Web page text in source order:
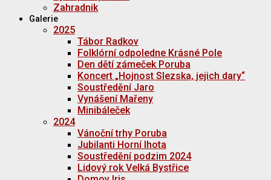
Zahradnik
Galerie
2025
Tábor Radkov
Folklórní odpoledne Krásné Pole
Den dětí zámeček Poruba
Koncert „Hojnost Slezska, jejich dary“
Soustředění Jaro
Vynášení Mařeny
Minibáleček
2024
Vánoční trhy Poruba
Jubilanti Horní lhota
Soustředění podzim 2024
Lidový rok Velká Bystřice